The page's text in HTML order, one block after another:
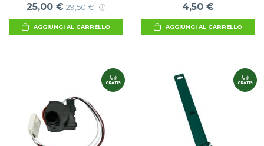
25,00 € 29,50 €
AGGIUNGI AL CARRELLO
4,50 €
AGGIUNGI AL CARRELLO
GRATIS GRATIS